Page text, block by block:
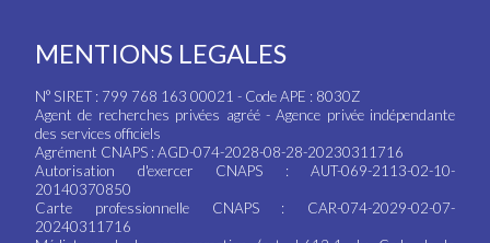
MENTIONS LEGALES
N° SIRET : 799 768 163 00021 - Code APE : 8030Z
Agent de recherches privées agréé - Agence privée indépendante
des services officiels
Agrément CNAPS : AGD-074-2028-08-28-20230311716
Autorisation d'exercer CNAPS : AUT-069-2113-02-10-
20140370850
Carte professionnelle CNAPS : CAR-074-2029-02-07-
20240311716